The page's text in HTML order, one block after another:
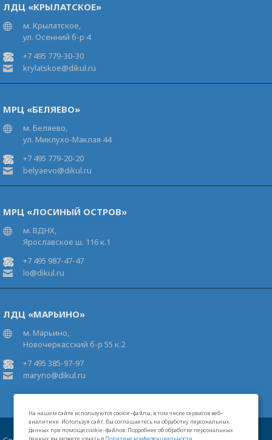
На нашем сайте используются cookie–файлы, в том числе сервисов веб–
аналитики. Используя сайт, Вы соглашаетесь на обработку персональных
данных при помощи cookie–файлов. Подробнее об обработке персональных
ЛДЦ «КРЫЛАТСКОЕ»
м. Крылатское,
ул. Осенний б-р 4
+7 495 779-30-30
krylatskoe@dikul.ru
МРЦ «БЕЛЯЕВО»
м. Беляево,
ул. Миклухо-Маклая 44
+7 495 779-20-20
belyaevo@dikul.ru
МРЦ «ЛОСИНЫЙ ОСТРОВ»
м. ВДНХ,
Ярославское ш. 116 к.1
+7 495 987-47-47
lo@dikul.ru
ЛДЦ «МАРЬИНО»
м. Марьино,
Новочеркасский б-р 55 к.2
+7 495 385-97-97
maryno@dikul.ru